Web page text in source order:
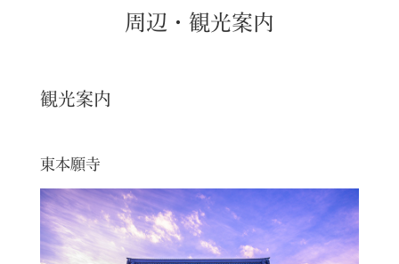
周辺・観光案内
観光案内
東本願寺